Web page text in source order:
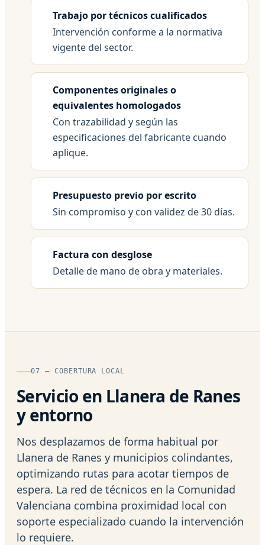
Trabajo por técnicos cualificados
Intervención conforme a la normativa
vigente del sector.
Componentes originales o
equivalentes homologados
Con trazabilidad y según las
especificaciones del fabricante cuando
aplique.
Presupuesto previo por escrito
Sin compromiso y con validez de 30 días.
Factura con desglose
Detalle de mano de obra y materiales.
07 — COBERTURA LOCAL
Servicio en Llanera de Ranes
y entorno
Nos desplazamos de forma habitual por
Llanera de Ranes y municipios colindantes,
optimizando rutas para acotar tiempos de
espera. La red de técnicos en la Comunidad
Valenciana combina proximidad local con
soporte especializado cuando la intervención
lo requiere.